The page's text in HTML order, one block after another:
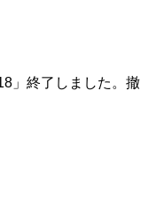
」終了しました。撤